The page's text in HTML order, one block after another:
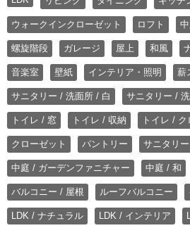
ウォークインクローゼット ロフト
螺旋階段 ガレージ 屋上 和風
音楽室 壁紙 インテリア・照明 薪
サニタリー / 洗面所 / 白 サニタリー /
トイレ / 窓 トイレ / 収納 トイレ / ク
クローゼット パントリー サニタリ
中庭 / ガーデンファニチャー 中庭 / 和
バルコニー / 屋根 ルーフバルコニー
LDK / ナチュラル LDK / インテリア